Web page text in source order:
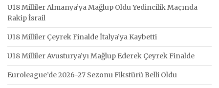
U18 Milliler Almanya’ya Mağlup Oldu Yedincilik Maçında
Rakip İsrail
U18 Milliler Çeyrek Finalde İtalya’ya Kaybetti
U18 Milliler Avusturya’yı Mağlup Ederek Çeyrek Finalde
Euroleague’de 2026-27 Sezonu Fikstürü Belli Oldu